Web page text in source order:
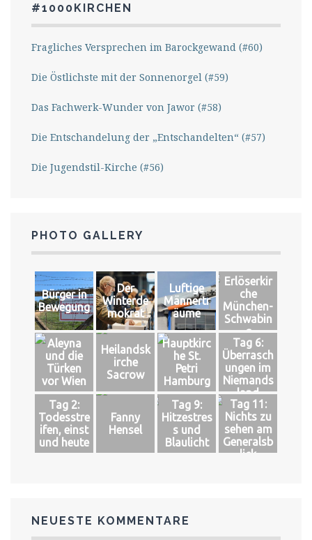
#1000KIRCHEN
Fragliches Versprechen im Barockgewand (#60)
Die Östlichste mit der Sonnenorgel (#59)
Das Fachwerk-Wunder von Jawor (#58)
Die Entschandelung der „Entschandelten“ (#57)
Die Jugendstil-Kirche (#56)
PHOTO GALLERY
Bürger in
Bewegung
Der
Winterde
mokrat
Luftige
Männertr
äume
Erlöserkir
che
München-
Schwabin
g
Aleyna
und die
Türken
vor Wien
Heilandsk
irche
Sacrow
Hauptkirc
he St.
Petri
Hamburg
Tag 6:
Überrasch
ungen im
Niemands
land
Tag 2:
Todesstre
ifen, einst
und heute
Fanny
Hensel
Tag 9:
Hitzestres
s und
Blaulicht
Tag 11:
Nichts zu
sehen am
Generalsb
lick
NEUESTE KOMMENTARE